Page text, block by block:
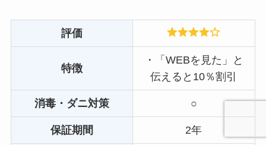
評価
特徴
・「WEBを見た」と
伝えると10％割引
消毒・ダニ対策 ○
保証期間 2年